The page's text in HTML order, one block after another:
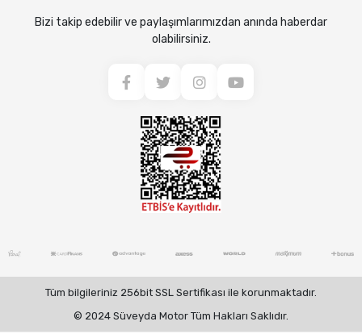
Bizi takip edebilir ve paylaşımlarımızdan anında haberdar
olabilirsiniz.
Tüm bilgileriniz 256bit SSL Sertifikası ile korunmaktadır.
© 2024 Süveyda Motor Tüm Hakları Saklıdır.